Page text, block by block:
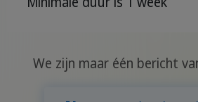
We zijn maar één bericht